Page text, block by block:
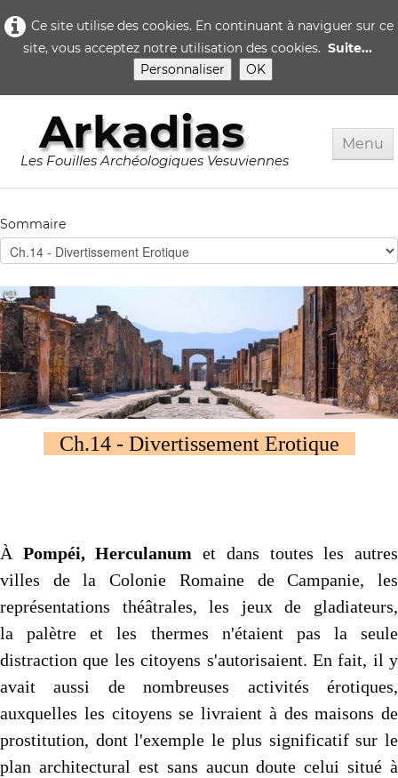
Ce site utilise des cookies. En continuant à naviguer sur ce
site, vous acceptez notre utilisation des cookies. Suite...
Personnaliser
OK
Arkadias
Les Fouilles Archéologiques Vesuviennes
Menu
Rome
Herculanum▼
Quotidien..
Autres..▼
Sommaire ▼
Sommaire
Ch.14 - Divertissement Erotique
À Pompéi, Herculanum et dans toutes les autres
villes de la Colonie Romaine de Campanie, les
représentations théâtrales, les jeux de gladiateurs,
la palètre et les thermes n'étaient pas la seule
distraction que les citoyens s'autorisaient. En fait, il y
avait aussi de nombreuses activités érotiques,
auxquelles les citoyens se livraient à des maisons de
prostitution, dont l'exemple le plus significatif sur le
plan architectural est sans aucun doute celui situé à